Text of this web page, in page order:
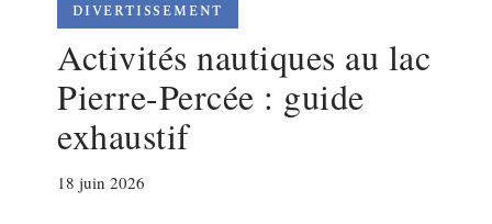
DIVERTISSEMENT
Activités nautiques au lac
Pierre-Percée : guide
exhaustif
18 juin 2026